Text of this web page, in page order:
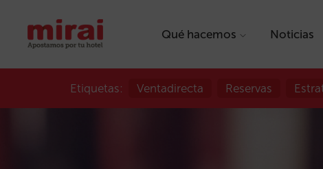
Qué hacemos Noticias
Etiquetas: Ventadirecta Reservas